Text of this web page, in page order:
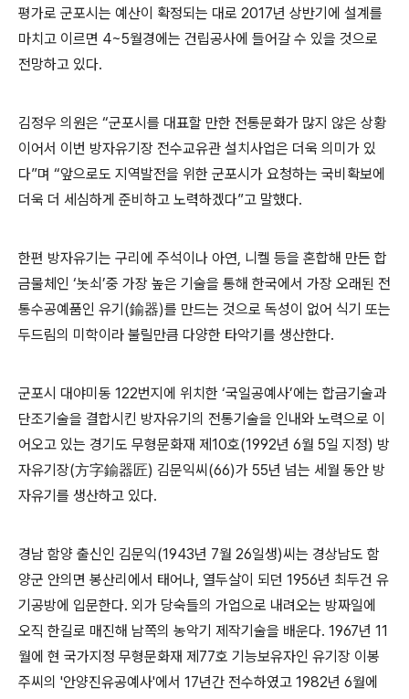
평가로 군포시는 예산이 확정되는 대로 2017년 상반기에 설계를
마치고 이르면 4~5월경에는 건립공사에 들어갈 수 있을 것으로
전망하고 있다.
김정우 의원은 “군포시를 대표할 만한 전통문화가 많지 않은 상황
이어서 이번 방자유기장 전수교유관 설치사업은 더욱 의미가 있
다”며 “앞으로도 지역발전을 위한 군포시가 요청하는 국비확보에
더욱 더 세심하게 준비하고 노력하겠다”고 말했다.
한편 방자유기는 구리에 주석이나 아연, 니켈 등을 혼합해 만든 합
금물체인 ‘놋쇠 ’중 가장 높은 기술을 통해 한국에서 가장 오래된 전
통수공예품인 유기 (鍮器)를 만드는 것으로 독성이 없어 식기 또는
두드림의 미학이라 불릴만큼 다양한 타악기를 생산한다.
군포시 대야미동 122번지에 위치한 ‘국일공예사’에는 합금기술과
단조기술을 결합시킨 방자유기의 전통기술을 인내와 노력으로 이
어오고 있는 경기도 무형문화재 제 10호(1992년 6월 5일 지정) 방
자유기장(方字鍮器匠) 김문익씨 (66)가 55년 넘는 세월 동안 방
자유기를 생산하고 있다.
경남 함양 출신인 김문익(1943년 7월 26일생)씨는 경상남도 함
양군 안의면 봉산리에서 태어나, 열두살이 되던 1956년 최두건 유
기공방에 입문한다. 외가 당숙들의 가업으로 내려오는 방짜일에
오직 한길로 매진해 남쪽의 농악기 제작기술을 배운다. 1967년 11
월에 현 국가지정 무형문화재 제 77호 기능보유자인 유기장 이봉
주씨의 '안양진유공예사'에서 17년간 전수하였고 1982년 6월에